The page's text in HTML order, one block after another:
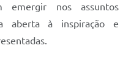
emergir nos assuntos
aberta à inspiração e